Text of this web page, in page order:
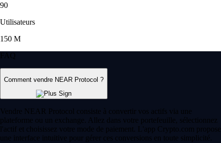
90
Utilisateurs
150 M
FAQ
Comment vendre NEAR Protocol ?
Vendre NEAR Protocol consiste à convertir vos actifs via une
plateforme ou un exchange. Allez dans votre portefeuille, sélectionnez
l'actif et choisissez votre mode de paiement. L'app Crypto.com propose
une interface intuitive pour gérer ces conversions en toute simplicité.